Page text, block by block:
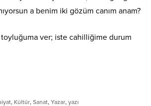
a benim iki gözüm canım anam?
ver; iste cahilliğime durum
, Kültür, Sanat, Yazar, yazı